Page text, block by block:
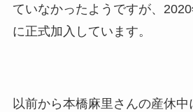
ていなかったようですが、
に正式加入しています。
以前から本橋麻里さんの産休